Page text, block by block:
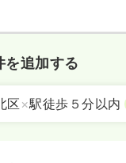
を追加する
区 ×駅徒歩５分以内